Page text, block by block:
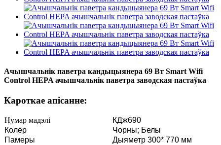
Ачышчальнік паветра кандыцыянера 69 Вт Smart Wifi
Control HEPA ачышчальнік паветра заводская пастаўка
Кароткае апісанне:
Нумар мадэлі
КДж690
Колер
Чорны; Белы
Памеры
Дыяметр 300* 770 мм